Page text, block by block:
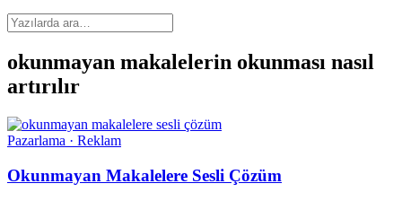
okunmayan makalelerin okunması nasıl
artırılır
Pazarlama · Reklam
Okunmayan Makalelere Sesli Çözüm